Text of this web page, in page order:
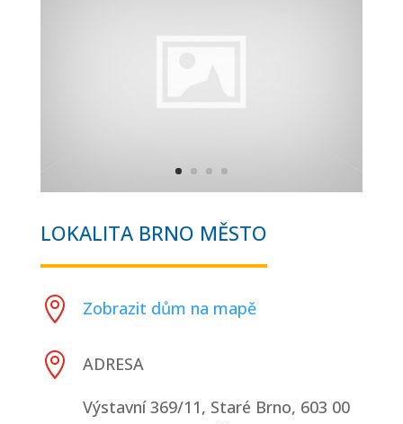
LOKALITA BRNO MĚSTO
 Zobrazit dům na mapě

ADRESA
Výstavní 369/11, Staré Brno, 603 00